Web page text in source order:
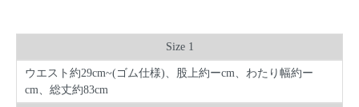
Size 1
ウエスト約29cm~(ゴム仕様)、股上約ーcm、わたり幅約ー
cm、総丈約83cm